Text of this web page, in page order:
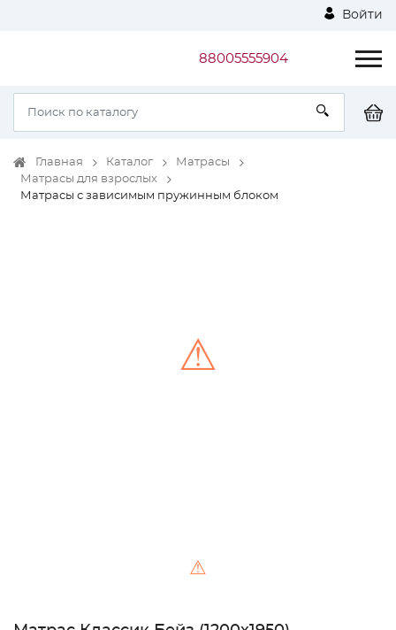
Войти
88005555904
Главная Каталог
Матрасы
Матрасы для взрослых
Матрасы с зависимым пружинным блоком
⚠
⚠